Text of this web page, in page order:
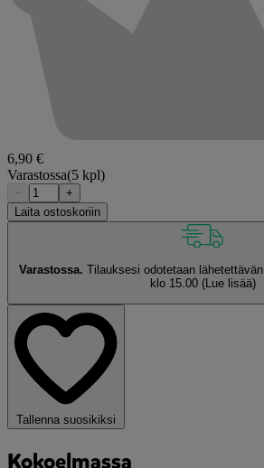
6,90 €
Varastossa(5 kpl)
−
+
Laita ostoskoriin
Varastossa. Tilauksesi odotetaan lähetettävän
klo 15.00 (Lue lisää)
Tallenna suosikiksi
Kokoelmassa